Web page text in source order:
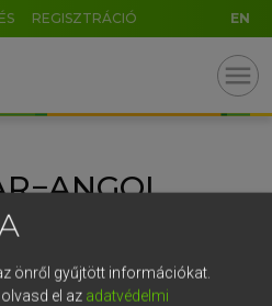
REGISZTRÁCIÓ EN
menu
SZÓTÁR
önről gyűjtött információkat.
el az adatvédelmi
é á ű Ω